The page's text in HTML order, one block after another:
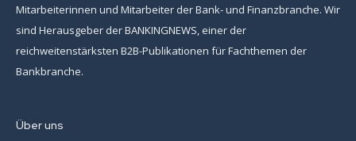
Mitarbeiterinnen und Mitarbeiter der Bank- und Finanzbranche. Wir
sind Herausgeber der BANKINGNEWS, einer der
reichweitenstärksten B2B-Publikationen für Fachthemen der
Bankbranche.
Über uns